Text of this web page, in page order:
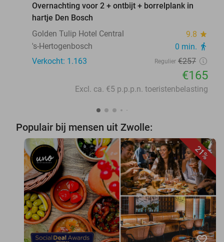
Overnachting voor 2 + ontbijt + borrelplank in
hartje Den Bosch
Golden Tulip Hotel Central
9.8 star
's-Hertogenbosch 0 min. directions_walk
Verkocht: 1.163 Regulier €257
€165
Excl. ca. €5 p.p.p.n. toeristenbelasting
Populair bij mensen uit Zwolle:
21%
favorite_border